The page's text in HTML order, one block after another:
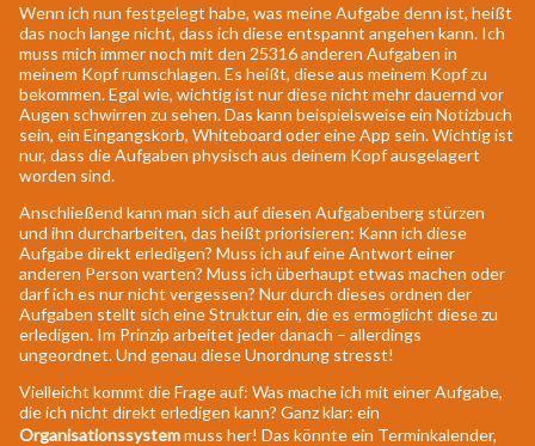
Wenn ich nun festgelegt habe, was meine Aufgabe denn ist, heißt
das noch lange nicht, dass ich diese entspannt angehen kann. Ich
muss mich immer noch mit den 25316 anderen Aufgaben in
meinem Kopf rumschlagen. Es heißt, diese aus meinem Kopf zu
bekommen. Egal wie, wichtig ist nur diese nicht mehr dauernd vor
Augen schwirren zu sehen. Das kann beispielsweise ein Notizbuch
sein, ein Eingangskorb, Whiteboard oder eine App sein. Wichtig ist
nur, dass die Aufgaben physisch aus deinem Kopf ausgelagert
worden sind.
Anschließend kann man sich auf diesen Aufgabenberg stürzen
und ihn durcharbeiten, das heißt priorisieren: Kann ich diese
Aufgabe direkt erledigen? Muss ich auf eine Antwort einer
anderen Person warten? Muss ich überhaupt etwas machen oder
darf ich es nur nicht vergessen? Nur durch dieses ordnen der
Aufgaben stellt sich eine Struktur ein, die es ermöglicht diese zu
erledigen. Im Prinzip arbeitet jeder danach – allerdings
ungeordnet. Und genau diese Unordnung stresst!
Vielleicht kommt die Frage auf: Was mache ich mit einer Aufgabe,
die ich nicht direkt erledigen kann? Ganz klar: ein
Organisationssystemmuss her! Das könnte ein Terminkalender,